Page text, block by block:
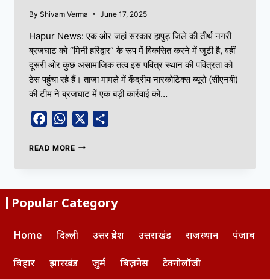
By Shivam Verma June 17, 2025
Hapur News: एक ओर जहां सरकार हापुड़ जिले की तीर्थ नगरी
ब्रजघाट को “मिनी हरिद्वार” के रूप में विकसित करने में जुटी है, वहीं
दूसरी ओर कुछ असामाजिक तत्व इस पवित्र स्थान की पवित्रता को
ठेस पहुंचा रहे हैं। ताजा मामले में केंद्रीय नारकोटिक्स ब्यूरो (सीएनबी)
की टीम ने ब्रजघाट में एक बड़ी कार्रवाई को…
FacebookWhatsApp
READ MORE
Popular Category
Home दिल्ली उत्तर प्रदेश उत्तराखंड राजस्थान पंजाब
बिहार झारखंड जुर्म बिज़नेस टेक्नोलॉजी